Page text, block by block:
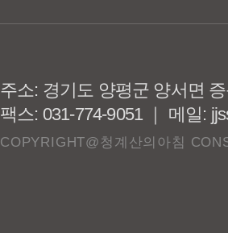
주소: 경기도 양평군 양서면
팩스: 031-774-9051 ｜ 메일:
COPYRIGHT@청계산의아침